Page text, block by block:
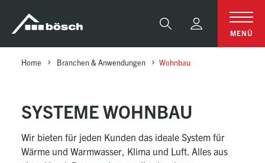
sr.skip-to.main-content
sr.skip-to.table-of-contents
sr.skip-to.main-navigation
Suche MENÜ
Home Branchen & Anwendungen Wohnbau
SYSTEME WOHNBAU
Wir bieten für jeden Kunden das ideale System für
Wärme und Warmwasser, Klima und Luft. Alles aus